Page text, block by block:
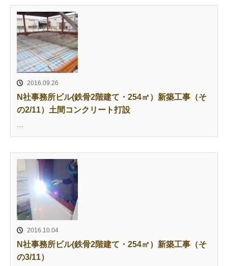
2016.09.26
N社事務所ビル(鉄骨2階建て・254㎡）新築工事（そ
の2/11）土間コンクリート打設
…
2016.10.04
N社事務所ビル(鉄骨2階建て・254㎡）新築工事（そ
の3/11）